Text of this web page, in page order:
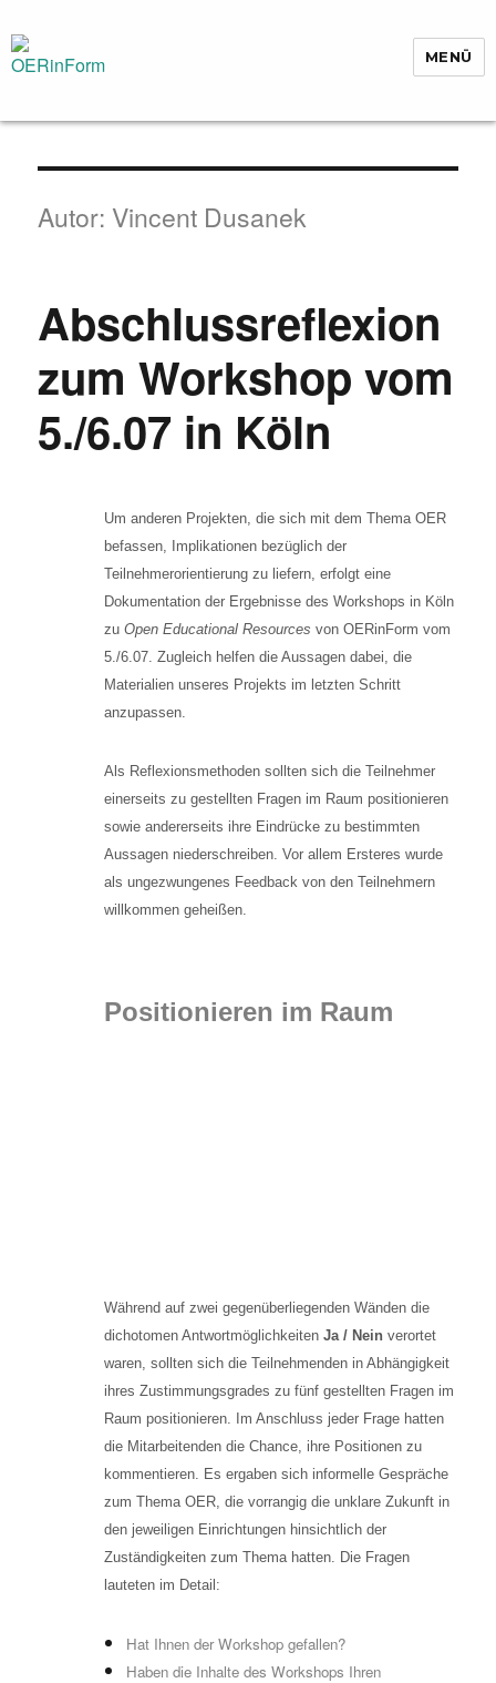
MENÜ
Autor: Vincent Dusanek
Abschlussreflexion
zum Workshop vom
5./6.07 in Köln
Um anderen Projekten, die sich mit dem Thema OER
befassen, Implikationen bezüglich der
Teilnehmerorientierung zu liefern, erfolgt eine
Dokumentation der Ergebnisse des Workshops in Köln
zu Open Educational Resources von OERinForm vom
5./6.07. Zugleich helfen die Aussagen dabei, die
Materialien unseres Projekts im letzten Schritt
anzupassen.
Als Reflexionsmethoden sollten sich die Teilnehmer
einerseits zu gestellten Fragen im Raum positionieren
sowie andererseits ihre Eindrücke zu bestimmten
Aussagen niederschreiben. Vor allem Ersteres wurde
als ungezwungenes Feedback von den Teilnehmern
willkommen geheißen.
Positionieren im Raum
Während auf zwei gegenüberliegenden Wänden die
dichotomen Antwortmöglichkeiten Ja / Neinverortet
waren, sollten sich die Teilnehmenden in Abhängigkeit
ihres Zustimmungsgrades zu fünf gestellten Fragen im
Raum positionieren. Im Anschluss jeder Frage hatten
die Mitarbeitenden die Chance, ihre Positionen zu
kommentieren. Es ergaben sich informelle Gespräche
zum Thema OER, die vorrangig die unklare Zukunft in
den jeweiligen Einrichtungen hinsichtlich der
Zuständigkeiten zum Thema hatten. Die Fragen
lauteten im Detail:
Hat Ihnen der Workshop gefallen?
Haben die Inhalte des Workshops Ihren